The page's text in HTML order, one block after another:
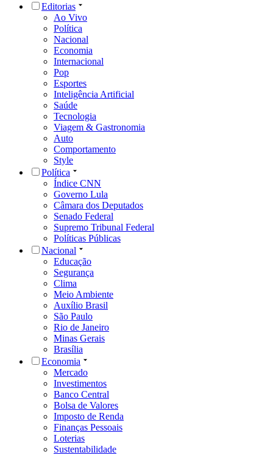
Editorias
Ao Vivo
Política
Nacional
Economia
Internacional
Pop
Esportes
Inteligência Artificial
Saúde
Tecnologia
Viagem & Gastronomia
Auto
Comportamento
Style
Política
Índice CNN
Governo Lula
Câmara dos Deputados
Senado Federal
Supremo Tribunal Federal
Políticas Públicas
Nacional
Educação
Segurança
Clima
Meio Ambiente
Auxílio Brasil
São Paulo
Rio de Janeiro
Minas Gerais
Brasília
Economia
Mercado
Investimentos
Banco Central
Bolsa de Valores
Imposto de Renda
Finanças Pessoais
Loterias
Sustentabilidade